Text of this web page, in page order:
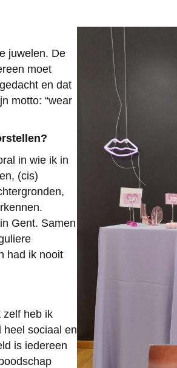
juwelen. De
moet
en dat
motto: “wear
in wie ik in
(cis)
Gent. Samen
had ik nooit
zelf heb ik
heel sociaal en
is iedereen